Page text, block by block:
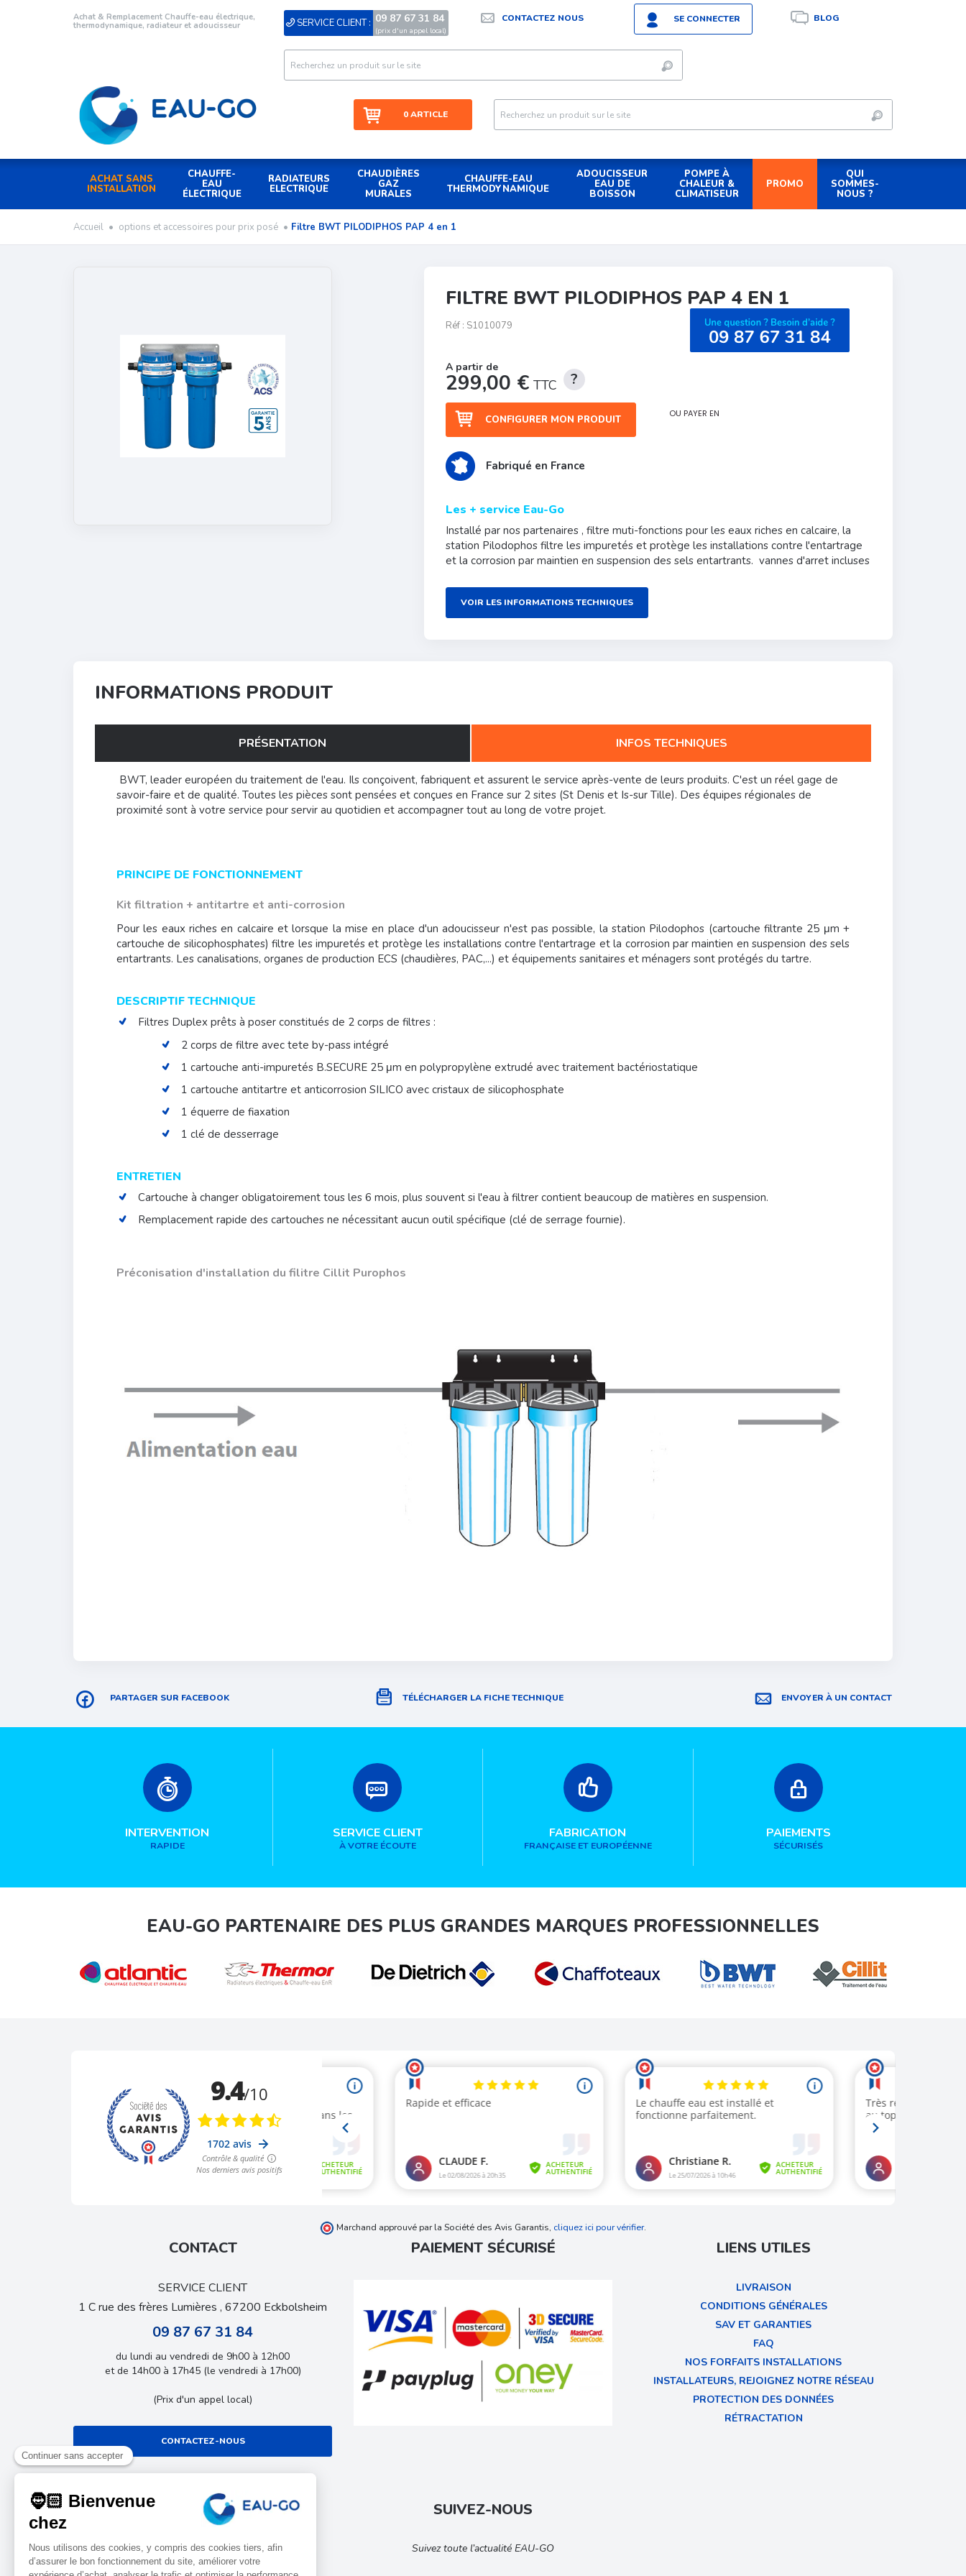
Achat & Remplacement Chauffe-eau électrique,
thermodynamique, radiateur et adoucisseur
SERVICE CLIENT : 09 87 67 31 84
(prix d'un appel local)
CONTACTEZ NOUS SE CONNECTER BLOG
0 ARTICLE
ACHAT SANS
INSTALLATION
CHAUFFE-
EAU
ÉLECTRIQUE
RADIATEURS
ELECTRIQUE
CHAUDIÈRES
GAZ
MURALES
CHAUFFE-EAU
THERMODYNAMIQUE
ADOUCISSEUR
EAU DE
BOISSON
POMPE À
CHALEUR &
CLIMATISEUR
PROMO
QUI
SOMMES-
NOUS ?
Accueil • options et accessoires pour prix posé • Filtre BWT PILODIPHOS PAP 4 en 1
FILTRE BWT PILODIPHOS PAP 4 EN 1
Réf : S1010079
299,00 € TTC
CONFIGURER MON PRODUIT
OU PAYER EN
Fabriqué en France
Les + service Eau-Go
Installé par nos partenaires , filtre muti-fonctions pour les eaux riches en calcaire, la
station Pilodophos filtre les impuretés et protège les installations contre l'entartrage
et la corrosion par maintien en suspension des sels entartrants. vannes d'arret incluses
VOIR LES INFORMATIONS TECHNIQUES
INFORMATIONS PRODUIT
PRÉSENTATION INFOS TECHNIQUES
BWT, leader européen du traitement de l'eau. Ils conçoivent, fabriquent et assurent le service après-vente de leurs produits. C'est un réel gage de
savoir-faire et de qualité. Toutes les pièces sont pensées et conçues en France sur 2 sites (St Denis et Is-sur Tille). Des équipes régionales de
proximité sont à votre service pour servir au quotidien et accompagner tout au long de votre projet.
PRINCIPE DE FONCTIONNEMENT
Kit filtration + antitartre et anti-corrosion
Pour les eaux riches en calcaire et lorsque la mise en place d'un adoucisseur n'est pas possible, la station Pilodophos (cartouche filtrante 25 μm +
cartouche de silicophosphates) filtre les impuretés et protège les installations contre l'entartrage et la corrosion par maintien en suspension des sels
entartrants. Les canalisations, organes de production ECS (chaudières, PAC,...) et équipements sanitaires et ménagers sont protégés du tartre.
DESCRIPTIF TECHNIQUE
Filtres Duplex prêts à poser constitués de 2 corps de filtres :
2 corps de filtre avec tete by-pass intégré
1 cartouche anti-impuretés B.SECURE 25 μm en polypropylène extrudé avec traitement bactériostatique
1 cartouche antitartre et anticorrosion SILICO avec cristaux de silicophosphate
1 équerre de fiaxation
1 clé de desserrage
ENTRETIEN
Cartouche à changer obligatoirement tous les 6 mois, plus souvent si l'eau à filtrer contient beaucoup de matières en suspension.
Remplacement rapide des cartouches ne nécessitant aucun outil spécifique (clé de serrage fournie).
Préconisation d'installation du filitre Cillit Purophos
PARTAGER SUR FACEBOOK TÉLÉCHARGER LA FICHE TECHNIQUE ENVOYER À UN CONTACT
INTERVENTION
RAPIDE
SERVICE CLIENT
À VOTRE ÉCOUTE
FABRICATION
FRANÇAISE ET EUROPÉENNE
PAIEMENTS
SÉCURISÉS
EAU-GO PARTENAIRE DES PLUS GRANDES MARQUES PROFESSIONNELLES
Marchand approuvé par la Société des Avis Garantis, cliquez ici pour vérifier.
CONTACT
SERVICE CLIENT
1 C rue des frères Lumières , 67200 Eckbolsheim
09 87 67 31 84
du lundi au vendredi de 9h00 à 12h00
et de 14h00 à 17h45 (le vendredi à 17h00)
(Prix d'un appel local)
CONTACTEZ-NOUS
PAIEMENT SÉCURISÉ LIENS UTILES
LIVRAISON
CONDITIONS GÉNÉRALES
SAV ET GARANTIES
FAQ
NOS FORFAITS INSTALLATIONS
INSTALLATEURS, REJOIGNEZ NOTRE RÉSEAU
PROTECTION DES DONNÉES
RÉTRACTATION
LE BLOG
Découvrez tous nos conseils et bon plans !
SUIVEZ-NOUS
Suivez toute l’actualité EAU-GO